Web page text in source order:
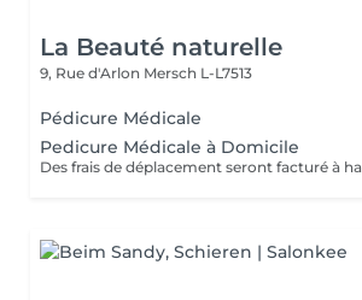
La Beauté naturelle
9, Rue d'Arlon Mersch L-L7513
Pédicure Médicale
Pedicure Médicale à Domicile
Des frais de déplacement seront facturé à